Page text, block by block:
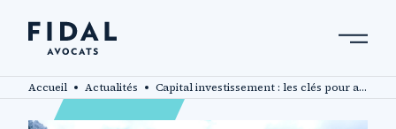
contenu
principal
Accueil Actualités Capital investissement : les clés pour accélérer votre développement